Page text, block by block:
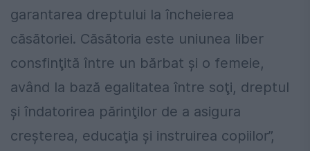
garantarea dreptului la încheierea
căsătoriei. Căsătoria este uniunea liber
consfinţită între un bărbat şi o femeie,
având la bază egalitatea între soţi, dreptul
şi îndatorirea părinţilor de a asigura
creşterea, educaţia şi instruirea copiilor”,